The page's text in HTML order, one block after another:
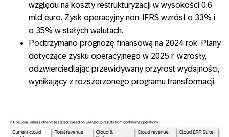
względu na koszty restrukturyzacji w wysokości 0,6
mld euro. Zysk operacyjny non-IFRS wzrósł o 33% i
o 35% w stałych walutach.
Podtrzymano prognozę finansową na 2024 rok. Plany
dotyczące zysku operacyjnego w 2025 r. wzrosły,
odzwierciedlając przewidywany przyrost wydajności,
wynikający z rozszerzonego programu transformacji.